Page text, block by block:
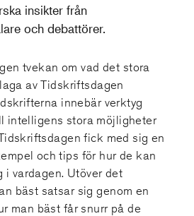
insikter från
och debattörer.
tvekan om vad det stora
av Tidskriftsdagen
innebär verktyg
intelligens stora möjligheter
fick med sig en
och tips för hur de kan
i vardagen. Utöver det
bäst satsar sig genom en
man bäst får snurr på de